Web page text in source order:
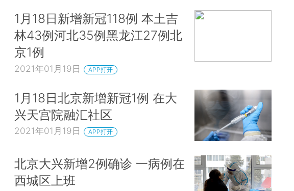
1月18日新增新冠118例 本土吉
林43例河北35例黑龙江27例北
京1例
2021年01月19日 APP打开
1月18日北京新增新冠1例 在大
兴天宫院融汇社区
2021年01月19日 APP打开
北京大兴新增2例确诊 一病例在
西城区上班